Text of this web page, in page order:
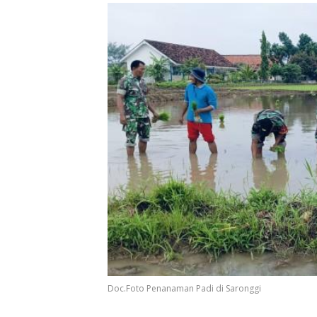
Doc.Foto Penanaman Padi di Saronggi